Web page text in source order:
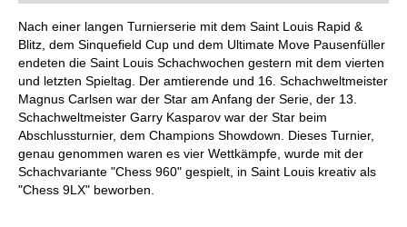
individueller als je zuvor.
Nach einer langen Turnierserie mit dem Saint Louis Rapid &
Blitz, dem Sinquefield Cup und dem Ultimate Move Pausenfüller
endeten die Saint Louis Schachwochen gestern mit dem vierten
und letzten Spieltag. Der amtierende und 16. Schachweltmeister
Magnus Carlsen war der Star am Anfang der Serie, der 13.
Schachweltmeister Garry Kasparov war der Star beim
Abschlussturnier, dem Champions Showdown. Dieses Turnier,
genau genommen waren es vier Wettkämpfe, wurde mit der
Schachvariante "Chess 960" gespielt, in Saint Louis kreativ als
"Chess 9LX" beworben.